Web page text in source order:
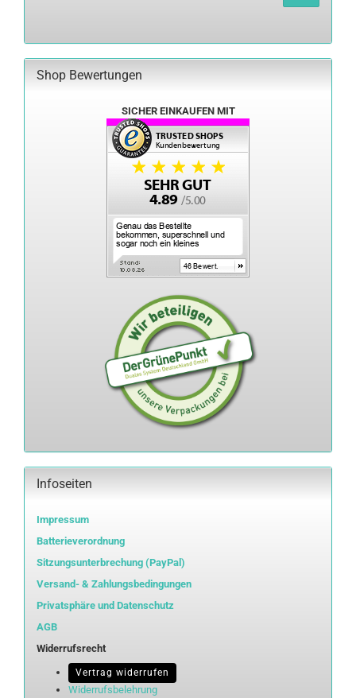
EIN.
Shop Bewertungen
SICHER EINKAUFEN MIT
Infoseiten
Impressum
Batterieverordnung
Sitzungsunterbrechung (PayPal)
Versand- & Zahlungsbedingungen
Privatsphäre und Datenschutz
AGB
Widerrufsrecht
Vertrag widerrufen
Widerrufsbelehrung